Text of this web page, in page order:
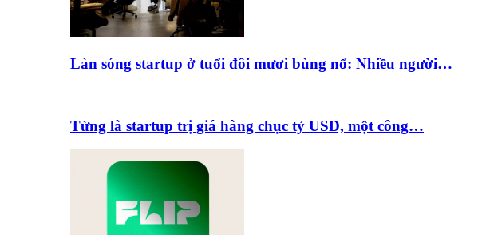
Làn sóng startup ở tuổi đôi mươi bùng nổ: Nhiều người…
Từng là startup trị giá hàng chục tỷ USD, một công…